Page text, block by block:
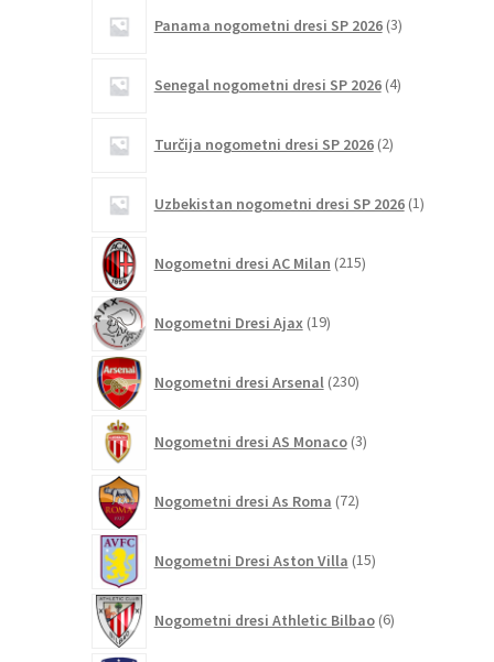
Panama nogometni dresi SP 2026 3izdelki
Senegal nogometni dresi SP 2026 4izdelki
Turčija nogometni dresi SP 2026 2izdelka
Uzbekistan nogometni dresi SP 2026 1izdelek
Nogometni dresi AC Milan 215izdelkov
Nogometni Dresi Ajax 19izdelkov
Nogometni dresi Arsenal 230izdelkov
Nogometni dresi AS Monaco 3izdelki
Nogometni dresi As Roma 72izdelkov
Nogometni Dresi Aston Villa 15izdelkov
Nogometni dresi Athletic Bilbao 6izdelkov